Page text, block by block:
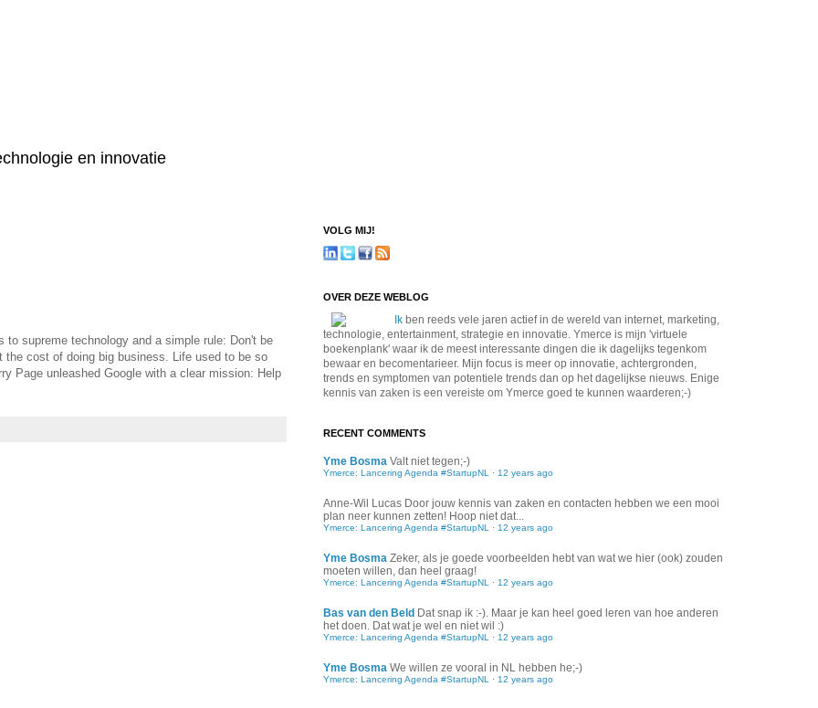
en innovatie
supreme technology and a simple rule: Don't be
cost of doing big business. Life used to be so
Page unleashed Google with a clear mission: Help
VOLG MIJ!
OVER DEZE WEBLOG
Ik ben reeds vele jaren actief in de wereld van internet, marketing,
technologie, entertainment, strategie en innovatie. Ymerce is mijn 'virtuele
boekenplank' waar ik de meest interessante dingen die ik dagelijks tegenkom
bewaar en becomentarieer. Mijn focus is meer op innovatie, achtergronden,
trends en symptomen van potentiele trends dan op het dagelijkse nieuws. Enige
kennis van zaken is een vereiste om Ymerce goed te kunnen waarderen;-)
RECENT COMMENTS
Yme Bosma Valt niet tegen;-)
Ymerce: Lancering Agenda #StartupNL · 12 years ago
Anne-Wil Lucas Door jouw kennis van zaken en contacten hebben we een mooi
plan neer kunnen zetten! Hoop niet dat...
Ymerce: Lancering Agenda #StartupNL · 12 years ago
Yme Bosma Zeker, als je goede voorbeelden hebt van wat we hier (ook) zouden
moeten willen, dan heel graag!
Ymerce: Lancering Agenda #StartupNL · 12 years ago
Bas van den Beld Dat snap ik :-). Maar je kan heel goed leren van hoe anderen
het doen. Dat wat je wel en niet wil :)
Ymerce: Lancering Agenda #StartupNL · 12 years ago
Yme Bosma We willen ze vooral in NL hebben he;-)
Ymerce: Lancering Agenda #StartupNL · 12 years ago